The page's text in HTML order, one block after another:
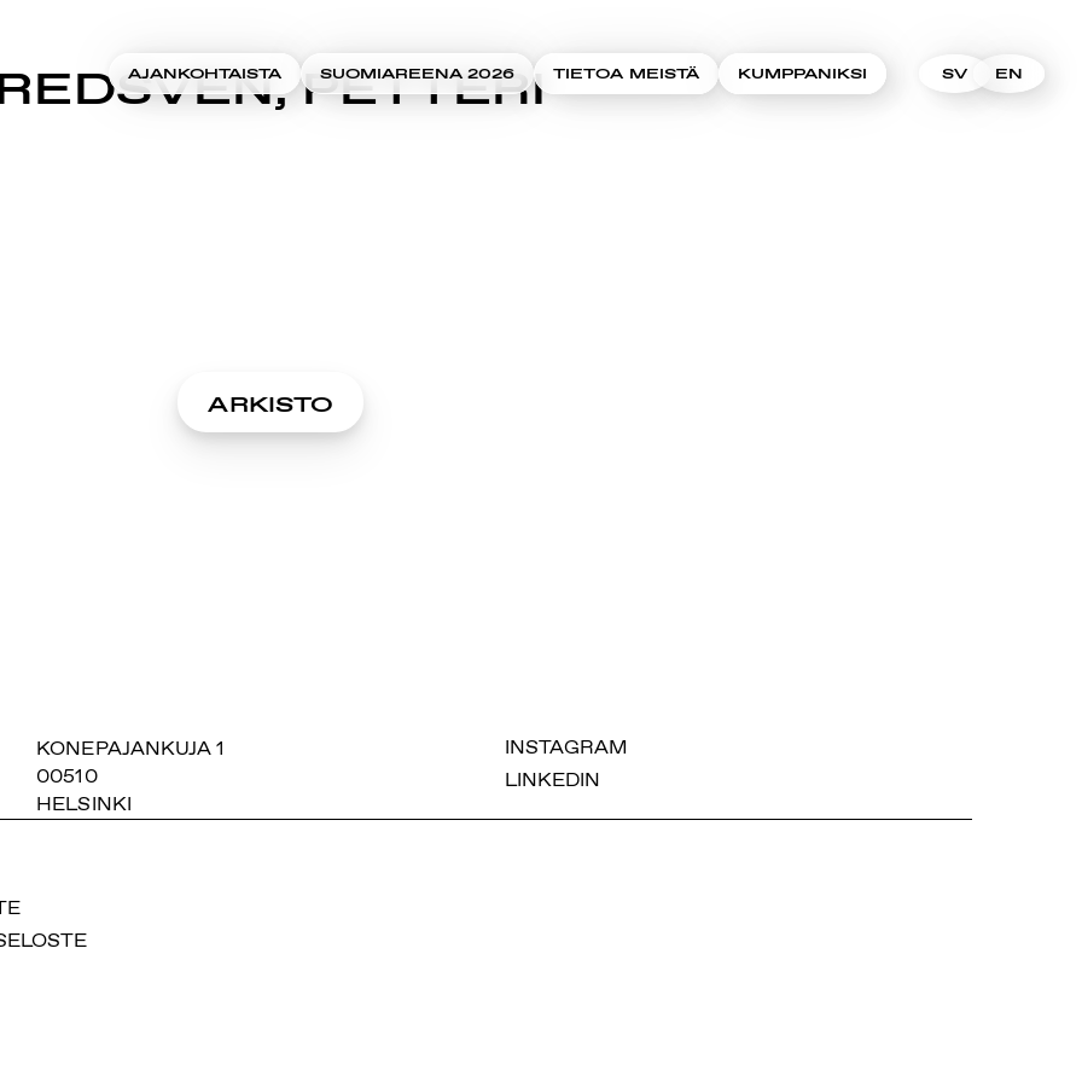
AJANKOHTAISTA
SUOMIAREENA 2026 TIETOA MEISTÄ KUMPPANIKSI SV EN
PETTERI
ARKISTO
SUOMIAREENA
KONEPAJANKUJA 1
00510
HELSINKI
INSTAGRAM
LINKEDIN